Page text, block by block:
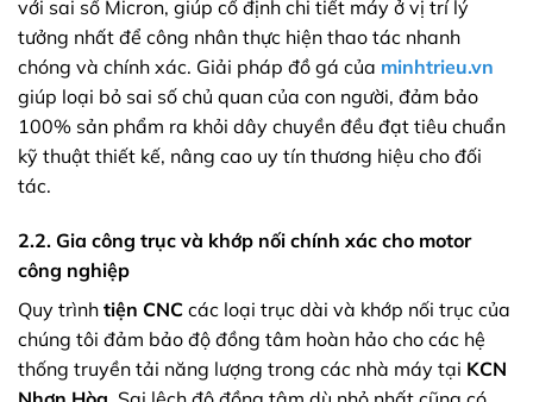
với sai số Micron, giúp cố định chi tiết máy ở vị trí lý
tưởng nhất để công nhân thực hiện thao tác nhanh
chóng và chính xác. Giải pháp đồ gá của minhtrieu.vn
giúp loại bỏ sai số chủ quan của con người, đảm bảo
100% sản phẩm ra khỏi dây chuyền đều đạt tiêu chuẩn
kỹ thuật thiết kế, nâng cao uy tín thương hiệu cho đối
tác.
2.2. Gia công trục và khớp nối chính xác cho motor
công nghiệp
Quy trình tiện CNC các loại trục dài và khớp nối trục của
chúng tôi đảm bảo độ đồng tâm hoàn hảo cho các hệ
thống truyền tải năng lượng trong các nhà máy tại KCN